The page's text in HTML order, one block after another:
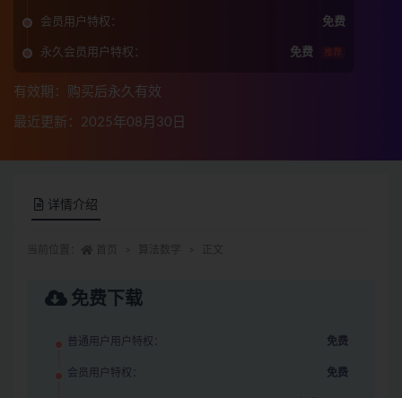
会员用户特权： 免费
永久会员用户特权： 免费 推荐
有效期：购买后永久有效
最近更新：2025年08月30日
详情介绍
免费下载
普通用户用户特权： 免费
会员用户特权： 免费